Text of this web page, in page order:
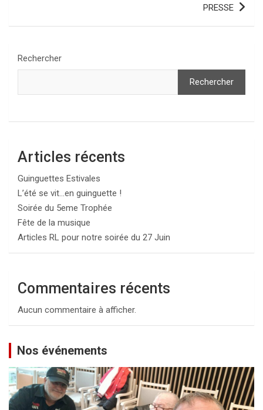
PRESSE
Rechercher
Rechercher
Articles récents
Guinguettes Estivales
L’été se vit…en guinguette !
Soirée du 5eme Trophée
Fête de la musique
Articles RL pour notre soirée du 27 Juin
Commentaires récents
Aucun commentaire à afficher.
Nos événements